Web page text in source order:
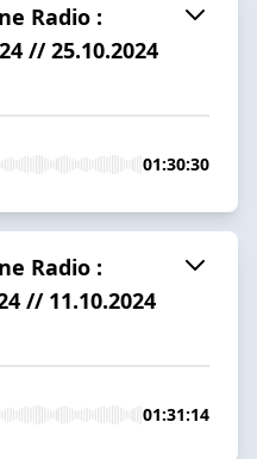
Radio :
// 25.10.2024
01:30:30
Radio :
// 11.10.2024
01:31:14